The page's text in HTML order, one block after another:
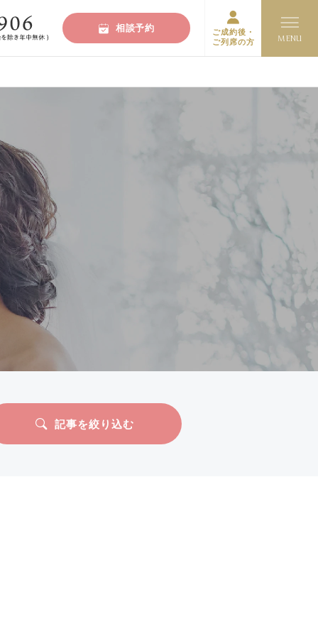
相談予約
ご成約後・
ご列席の方
記事を絞り込む